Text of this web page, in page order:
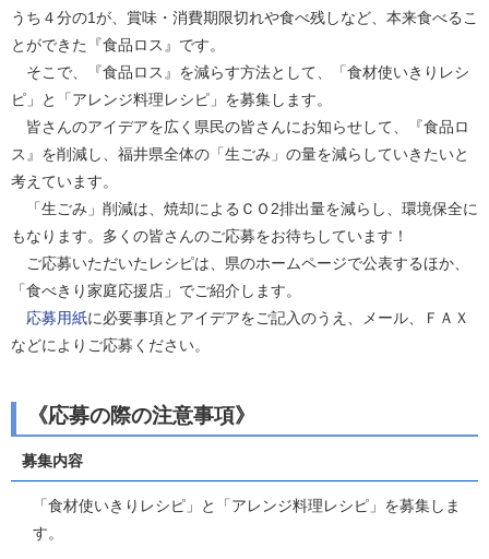
うち４分の1が、賞味・消費期限切れや食べ残しなど、本来食べるこ
とができた『食品ロス』です。
そこで、『食品ロス』を減らす方法として、「食材使いきりレシ
ピ」と「アレンジ料理レシピ」を募集します。
皆さんのアイデアを広く県民の皆さんにお知らせして、『食品ロ
ス』を削減し、福井県全体の「生ごみ」の量を減らしていきたいと
考えています。
「生ごみ」削減は、焼却によるＣＯ2排出量を減らし、環境保全に
もなります。多くの皆さんのご応募をお待ちしています！
ご応募いただいたレシピは、県のホームページで公表するほか、
「食べきり家庭応援店」でご紹介します。
応募用紙に必要事項とアイデアをご記入のうえ、メール、ＦＡＸ
などによりご応募ください。
《応募の際の注意事項》
募集内容
「食材使いきりレシピ」と「アレンジ料理レシピ」を募集しま
す。